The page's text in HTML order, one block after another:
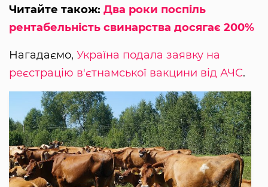
Читайте також: Два роки поспіль
рентабельність свинарства досягає 200%
Нагадаємо, Україна подала заявку на
реєстрацію в'єтнамської вакцини від АЧС.